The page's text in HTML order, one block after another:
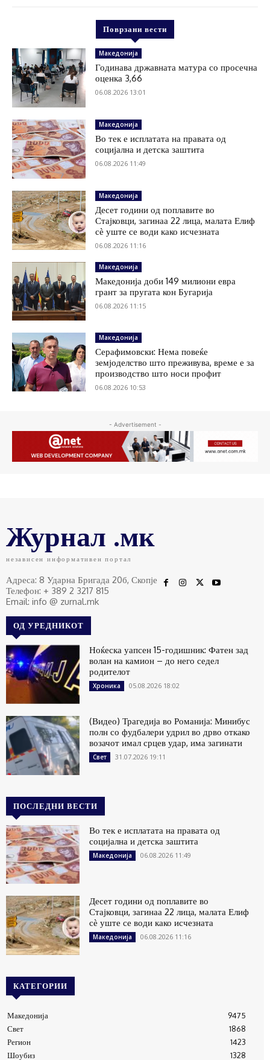
Поврзани вести
Македонија
Годинава државната матура со просечна
оценка 3,66
06.08.2026 13:01
Македонија
Во тек е исплатата на правата од
социјална и детска заштита
06.08.2026 11:49
Македонија
Десет години од поплавите во
Стајковци, загинаа 22 лица, малата Елиф
сѐ уште се води како исчезната
06.08.2026 11:16
Македонија
Македонија доби 149 милиони евра
грант за пругата кон Бугарија
06.08.2026 11:15
Македонија
Серафимовски: Нема повеќе
земјоделство што преживува, време е за
производство што носи профит
06.08.2026 10:53
- Advertisement -
Журнал .мк
независен информативен портал
Адреса: 8 Ударна Бригада 20б, Скопје
Телефон: + 389 2 3217 815
Email: info @ zurnal.mk
ОД УРЕДНИКОТ
Ноќеска уапсен 15-годишник: Фатен зад
волан на камион – до него седел
родителот
Хроника 05.08.2026 18:02
(Видео) Трагедија во Романија: Минибус
полн со фудбалери удрил во дрво откако
возачот имал срцев удар, има загинати
Свет 31.07.2026 19:11
ПОСЛЕДНИ ВЕСТИ
Во тек е исплатата на правата од
социјална и детска заштита
Македонија 06.08.2026 11:49
Десет години од поплавите во
Стајковци, загинаа 22 лица, малата Елиф
сѐ уште се води како исчезната
Македонија 06.08.2026 11:16
КАТЕГОРИИ
Македонија
9475
Свет
1868
Регион
1423
Шоубиз
1328